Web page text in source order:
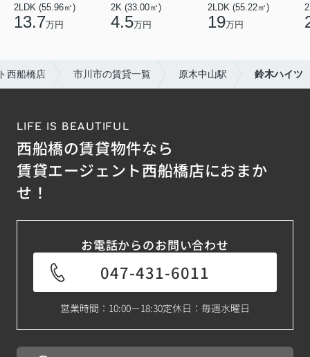
2LDK (55.96㎡)
13.7万円
2K (33.00㎡)
4.5万円
2LDK (55.22㎡)
19万円
西船橋店 市川市の賃貸一覧 原木中山駅 鈴木ハイツ
LIFE IS BEAUTIFUL
西船橋の賃貸物件なら
賃貸エージェント西船橋店におまか
せ！
お電話からのお問い合わせ
047-431-6011
営業時間：10:00－18:30定休日：毎週水曜日